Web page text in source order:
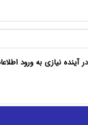
آینده نیازی به ورود